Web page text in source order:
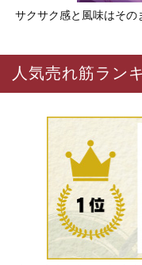
サクサク感と風味はその
人気売れ筋ラン